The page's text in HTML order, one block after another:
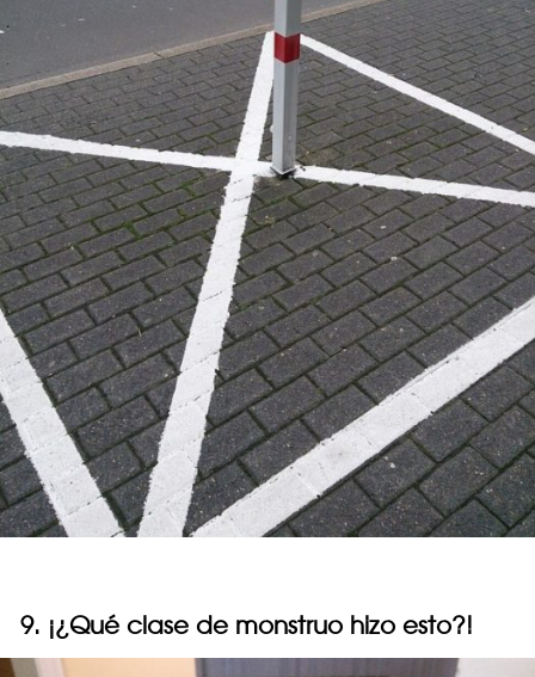
9. ¡¿Qué clase de monstruo hizo esto?!